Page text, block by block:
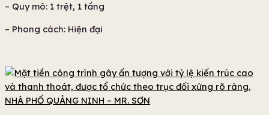
– Quy mô: 1 trệt, 1 tầng
– Phong cách: Hiện đại
NHÀ PHỐ QUẢNG NINH – MR. SƠN